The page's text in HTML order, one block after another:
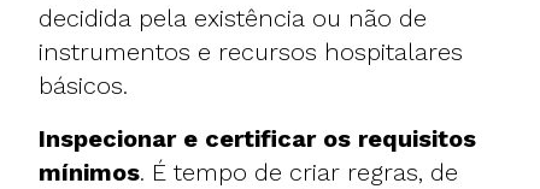
decidida pela existência ou não de
instrumentos e recursos hospitalares
básicos.
Inspecionar e certificar os requisitos
mínimos. É tempo de criar regras, de